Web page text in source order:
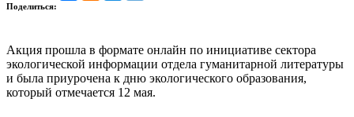
Поделиться:
Акция прошла в формате онлайн по инициативе сектора
экологической информации отдела гуманитарной литературы
и была приурочена к дню экологического образования,
который отмечается 12 мая.